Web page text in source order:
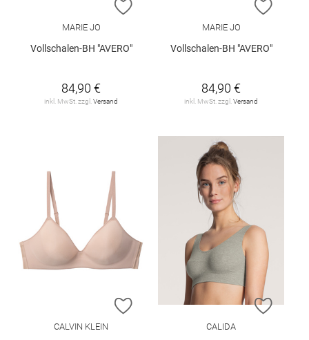
ZUR WUNSCHLISTE HINZUFÜGEN
MARIE JO
Vollschalen-BH "AVERO"
84,90 €
inkl. MwSt. zzgl.Versand
ZUR
MARIE JO
Vollschalen-BH "AVERO"
84,90 €
inkl. MwSt. zzgl.Versand
ZUR WUNSCHLISTE HINZUFÜGEN
CALVIN KLEIN
ZUR
CALIDA